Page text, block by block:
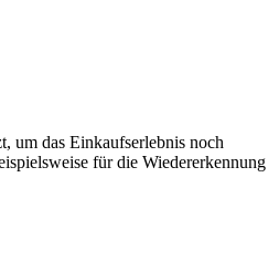
um das Einkaufserlebnis noch
für die Wiedererkennung